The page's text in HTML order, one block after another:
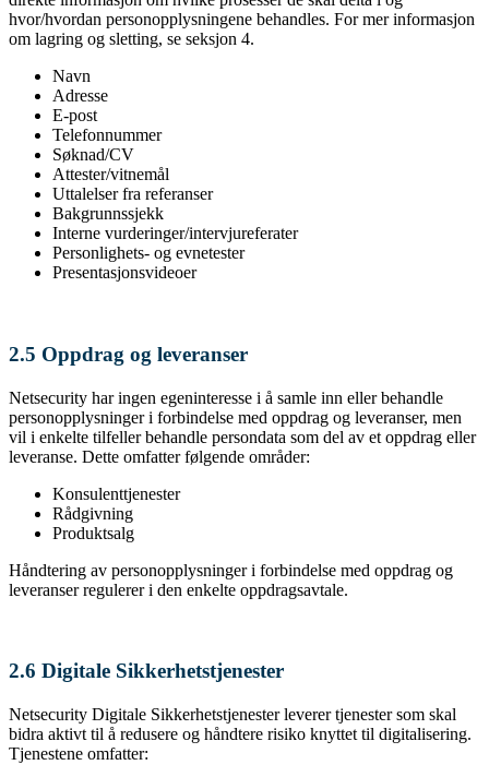
hvor/hvordan personopplysningene behandles. For mer informasjon
om lagring og sletting, se seksjon 4.
Navn
Adresse
E-post
Telefonnummer
Søknad/CV
Attester/vitnemål
Uttalelser fra referanser
Bakgrunnssjekk
Interne vurderinger/intervjureferater
Personlighets- og evnetester
Presentasjonsvideoer
2.5 Oppdrag og leveranser
Netsecurity har ingen egeninteresse i å samle inn eller behandle
personopplysninger i forbindelse med oppdrag og leveranser, men
vil i enkelte tilfeller behandle persondata som del av et oppdrag eller
leveranse. Dette omfatter følgende områder:
Konsulenttjenester
Rådgivning
Produktsalg
Håndtering av personopplysninger i forbindelse med oppdrag og
leveranser regulerer i den enkelte oppdragsavtale.
2.6 Digitale Sikkerhetstjenester
Netsecurity Digitale Sikkerhetstjenester leverer tjenester som skal
bidra aktivt til å redusere og håndtere risiko knyttet til digitalisering.
Tjenestene omfatter: